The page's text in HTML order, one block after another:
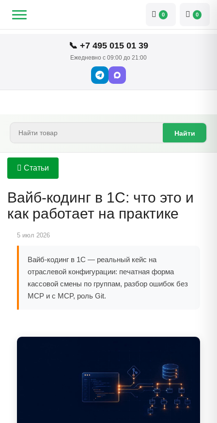
📞 +7 495 015 01 39
Ежедневно с 09:00 до 21:00
0 0
Найти
Статьи
Вайб-кодинг в 1С: что это и
как работает на практике
5 июл 2026
Вайб-кодинг в 1С — реальный кейс на
отраслевой конфигурации: печатная форма
кассовой смены по группам, разбор ошибок без
MCP и с MCP, роль Git.